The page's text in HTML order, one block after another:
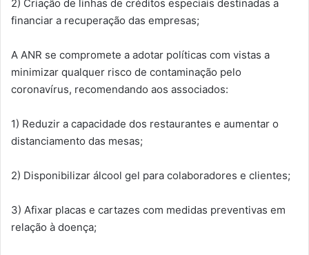
2) Criação de linhas de créditos especiais destinadas a
financiar a recuperação das empresas;
A ANR se compromete a adotar políticas com vistas a
minimizar qualquer risco de contaminação pelo
coronavírus, recomendando aos associados:
1) Reduzir a capacidade dos restaurantes e aumentar o
distanciamento das mesas;
2) Disponibilizar álcool gel para colaboradores e clientes;
3) Afixar placas e cartazes com medidas preventivas em
relação à doença;